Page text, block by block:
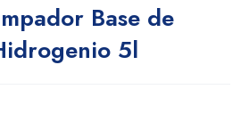
Base de
5l